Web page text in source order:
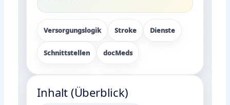
Versorgungslogik Stroke Dienste
Schnittstellen docMeds
Inhalt (Überblick)